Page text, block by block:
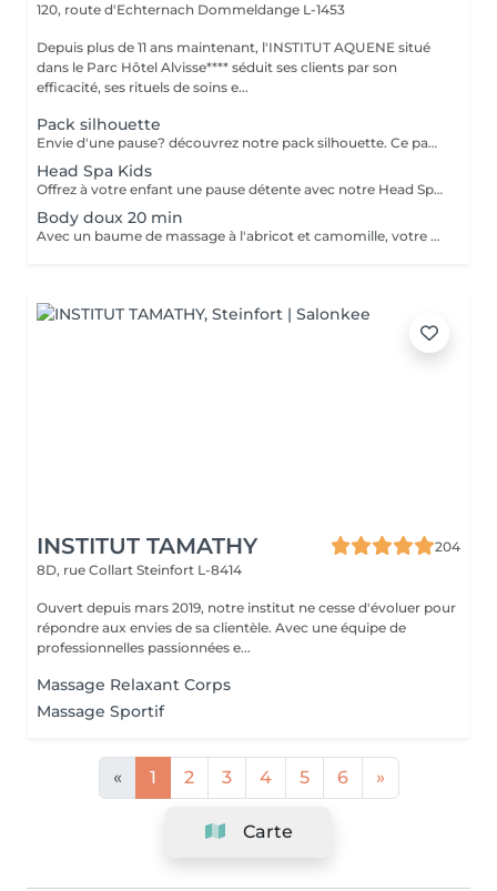
120, route d'Echternach Dommeldange L-1453
Depuis plus de 11 ans maintenant, l'INSTITUT AQUENE situé
dans le Parc Hôtel Alvisse**** séduit ses clients par son
efficacité, ses rituels de soins e...
Pack silhouette
Envie d'une pause? découvrez notre pack silhouette. Ce pack comprend: - Un gommage du corps pour exfolier la peau - Un enveloppement du corps pour le renourrir en profondeur - Un drainage lymphatique brésilien détoxifier le corps - Madérothérapie corps complet pour le raffermissant et l'aspect peau d'orange Au prix de 355€ au lieu de 418€
Head Spa Kids
Offrez à votre enfant une pause détente avec notre Head Spa Kids, un soin de 30 min spécialement conçu pour les jeunes de 10 à 13 ans. Ce rituel doux et apaisant prend soin de leur cuir chevelu tout en leur offrant un moment de relaxation adapté à leur âge. Ce soin comprend - Nettoyage délicat: Un lavage doux adapté aux cheveux et cuir chevelu des enfants. - Massage relaxant: Une gestuelle apaisante pour favoriser la détente et stimuler la microcirculation. - Hydratation légère: des produits respectueux, spécialement choisis pour nourrir et protéger leurs cheveux. Un sèche cheveux et des brosses sont mis à sa disposition pour que votre enfant ne sorte pas avec la tête mouillée
Body doux 20 min
Avec un baume de massage à l'abricot et camomille, votre enfant bénéficiera d'un massage doux de 20min pour l'arrière de son corps
INSTITUT TAMATHY
204
8D, rue Collart Steinfort L-8414
Ouvert depuis mars 2019, notre institut ne cesse d'évoluer pour
répondre aux envies de sa clientèle. Avec une équipe de
professionnelles passionnées e...
Massage Relaxant Corps
Massage Sportif
« 1 2 3 4 5 6 »
Carte